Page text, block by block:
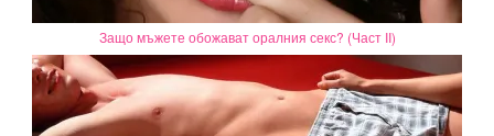
Защо мъжете обожават оралния секс? (Част II)